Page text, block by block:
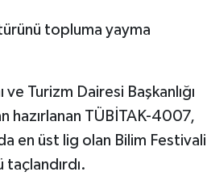
topluma yayma
Turizm Dairesi Başkanlığı
hazırlanan TÜBİTAK-4007,
en üst lig olan Bilim Festivali